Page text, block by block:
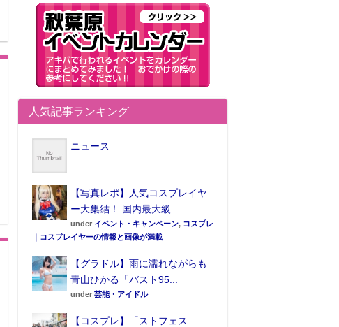
人気記事ランキング
ニュース
【写真レポ】人気コスプレイヤ
ー大集結！ 国内最大級...
under イベント・キャンペーン, コスプレ
｜コスプレイヤーの情報と画像が満載
【グラドル】雨に濡れながらも
青山ひかる「バスト95...
under 芸能・アイドル
【コスプレ】「ストフェス